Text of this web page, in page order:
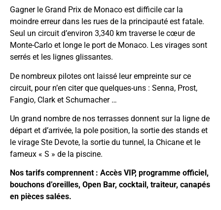
Gagner le Grand Prix de Monaco est difficile car la
moindre erreur dans les rues de la principauté est fatale.
Seul un circuit d’environ 3,340 km traverse le cœur de
Monte-Carlo et longe le port de Monaco. Les virages sont
serrés et les lignes glissantes.
De nombreux pilotes ont laissé leur empreinte sur ce
circuit, pour n’en citer que quelques-uns : Senna, Prost,
Fangio, Clark et Schumacher …
Un grand nombre de nos terrasses donnent sur la ligne de
départ et d’arrivée, la pole position, la sortie des stands et
le virage Ste Devote, la sortie du tunnel, la Chicane et le
fameux « S » de la piscine.
Nos tarifs comprennent : Accès VIP, programme officiel,
bouchons d’oreilles, Open Bar, cocktail, traiteur, canapés
en pièces salées.